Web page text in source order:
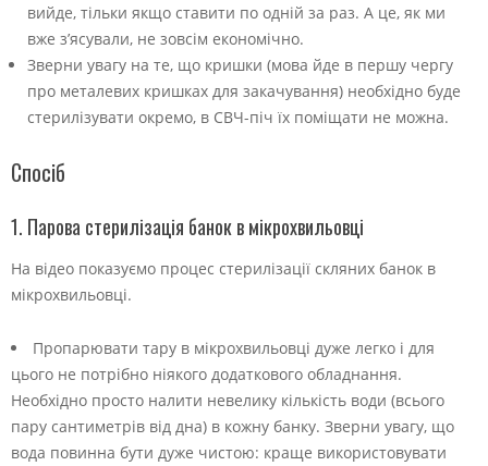
вийде, тільки якщо ставити по одній за раз. А це, як ми
вже з’ясували, не зовсім економічно.
Зверни увагу на те, що кришки (мова йде в першу чергу
про металевих кришках для закачування) необхідно буде
стерилізувати окремо, в СВЧ-піч їх поміщати не можна.
Спосіб
1. Парова стерилізація банок в мікрохвильовці
На відео показуємо процес стерилізації скляних банок в
мікрохвильовці.
Пропарювати тару в мікрохвильовці дуже легко і для
цього не потрібно ніякого додаткового обладнання.
Необхідно просто налити невелику кількість води (всього
пару сантиметрів від дна) в кожну банку. Зверни увагу, що
вода повинна бути дуже чистою: краще використовувати